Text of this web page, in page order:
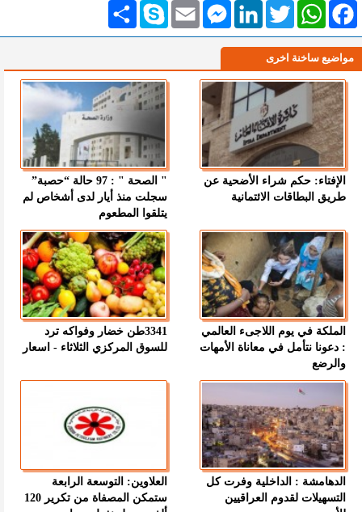
انشر Skype Email
MessengerLinkedInTwitterWhatsAppFacebook
مواضيع ساخنة اخرى
الإفتاء: حكم شراء الأضحية عن
طريق البطاقات الائتمانية
" الصحة " : 97 حالة “حصبة”
سجلت منذ أيار لدى أشخاص لم
يتلقوا المطعوم
الملكة في يوم اللاجىء العالمي
: دعونا نتأمل في معاناة الأمهات
والرضع
3341طن خضار وفواكه ترد
للسوق المركزي الثلاثاء - اسعار
الدهامشة : الداخلية وفرت كل
التسهيلات لقدوم العراقيين
العلاوين: التوسعة الرابعة
ستمكن المصفاة من تكرير 120